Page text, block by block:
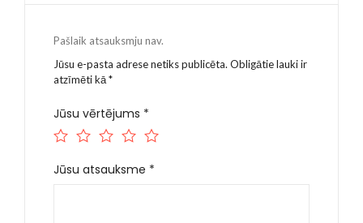
Pašlaik atsauksmju nav.
Jūsu e-pasta adrese netiks publicēta. Obligātie lauki ir
atzīmēti kā*
Jūsu vērtējums *
Jūsu atsauksme *